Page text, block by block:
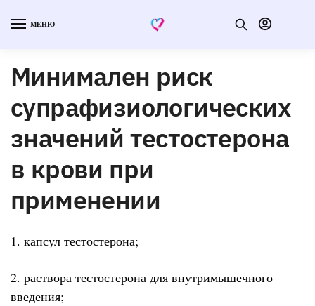
МЕНЮ
Минимален риск
супрафизиологических
значений тестостерона
в крови при
применении
1. капсул тестостерона;
2. раствора тестостерона для внутримышечного
введения;